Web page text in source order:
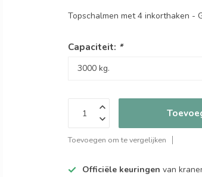
Topschalmen met 4 inkorthaken -
Capaciteit: *
Toevoegen om te vergelijken
Officiële keuringen van